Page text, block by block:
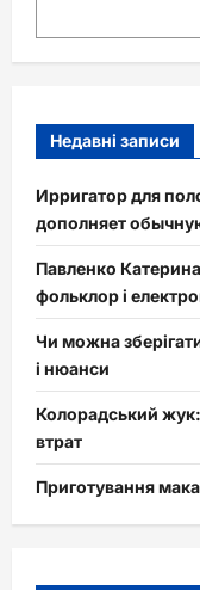
Недавні записи
Ирригатор для
дополняет
Павленко
фольклор і
Чи можна
і нюанси
Колорадський
втрат
Приготування